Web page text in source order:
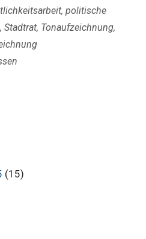
, politische
, Stadtrat, Tonaufzeichnung,
(15)